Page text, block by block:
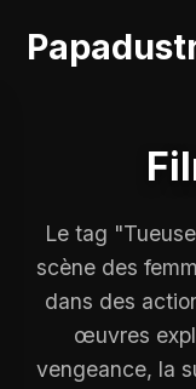
Le tag
scène des
dans des
œuvres
vengeance, la